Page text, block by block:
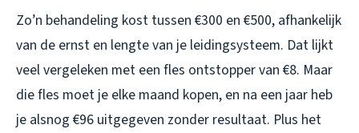
Zo’n behandeling kost tussen €300 en €500, afhankelijk
van de ernst en lengte van je leidingsysteem. Dat lijkt
veel vergeleken met een fles ontstopper van €8. Maar
die fles moet je elke maand kopen, en na een jaar heb
je alsnog €96 uitgegeven zonder resultaat. Plus het